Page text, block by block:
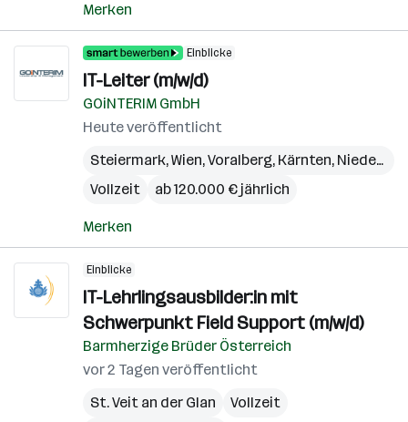
Merken
Einblicke
IT-Leiter (m/w/d)
GOiNTERIM GmbH
Heute veröffentlicht
Steiermark,Wien,Voralberg, Kärnten, Niederösterreich
Vollzeit
ab 120.000 € jährlich
Merken
Einblicke
IT-Lehrlingsausbilder:in mit
Schwerpunkt Field Support (m/w/d)
Barmherzige Brüder Österreich
vor 2 Tagen veröffentlicht
St. Veit an der Glan
Vollzeit